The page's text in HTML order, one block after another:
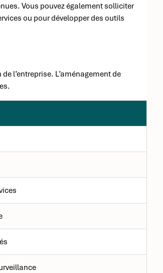
Vous pouvez également solliciter
ou pour développer des outils
l’entreprise. L’aménagement de